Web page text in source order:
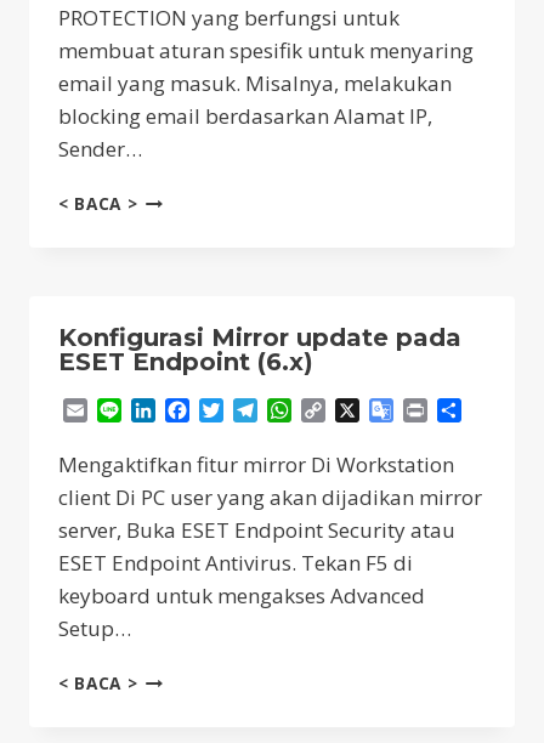
PROTECTION yang berfungsi untuk
membuat aturan spesifik untuk menyaring
email yang masuk. Misalnya, melakukan
blocking email berdasarkan Alamat IP,
Sender…
< BACA >BAGAIMANA
TRANSPORT
PROTECTION
PADA
ESET
MAIL
SECURITY
FOR
EXCHANGE
?
Konfigurasi Mirror update pada
ESET Endpoint (6.x)
EmailLine LinkedInFacebook
TwitterTelegram
WhatsApp
Copy
Google
Print
Mengaktifkan fitur mirror Di Workstation
client Di PC user yang akan dijadikan mirror
server, Buka ESET Endpoint Security atau
ESET Endpoint Antivirus. Tekan F5 di
keyboard untuk mengakses Advanced
Setup…
< BACA >KONFIGURASI